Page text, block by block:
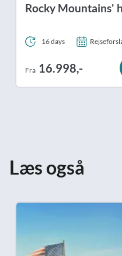
Rocky Mountains'
16 days
Fra 16.998,-
Læs også